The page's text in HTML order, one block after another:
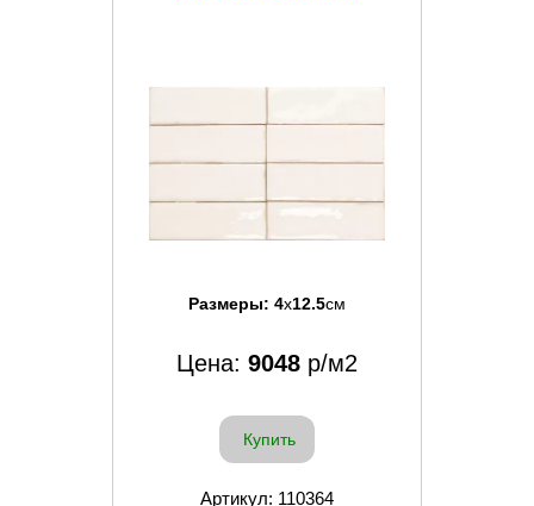
Размеры: 4x12.5см
Цена: 9048 р/м2
Купить
Артикул: 110364